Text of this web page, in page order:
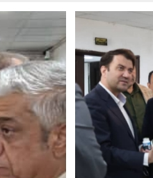
عمومی و امور بین‌الملل
اداری و مالی
مؤسسات و بازاریابی
رشد تخصصی زیست‌فناوری
امور عمرانی